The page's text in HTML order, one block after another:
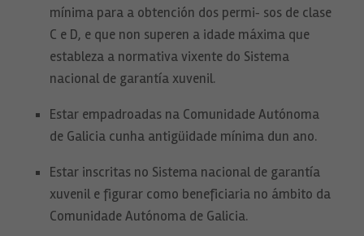
mínima para a obtención dos permi‐ sos de clase
C e D, e que non superen a idade máxima que
estableza a normativa vixente do Sistema
nacional de garantía xuvenil.
Estar empadroadas na Comunidade Autónoma
de Galicia cunha antigüidade mínima dun ano.
Estar inscritas no Sistema nacional de garantía
xuvenil e figurar como beneficiaria no ámbito da
Comunidade Autónoma de Galicia.